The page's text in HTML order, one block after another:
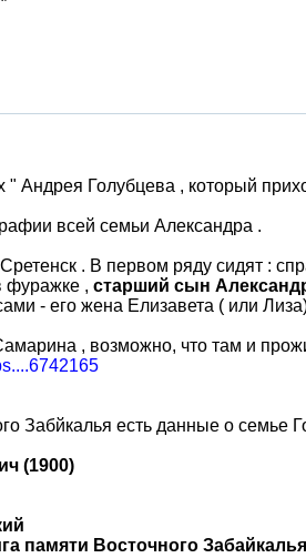
" Андрея Голубцева , который
всей семьи Александра .
. В первом ряду сидят :
фуражке , старший сын
- его жена Елизавета ( или
, возможно, что там и
Забйкалья есть данные о семье
(1900)
памяти Восточного Забайкалья